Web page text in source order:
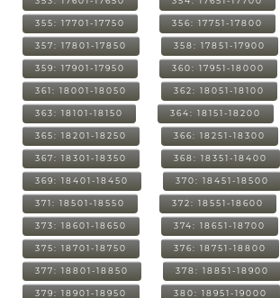
355: 17701-17750 356: 17751-17800
357: 17801-17850 358: 17851-17900
359: 17901-17950 360: 17951-18000
361: 18001-18050 362: 18051-18100
363: 18101-18150 364: 18151-18200
365: 18201-18250 366: 18251-18300
367: 18301-18350 368: 18351-18400
369: 18401-18450 370: 18451-18500
371: 18501-18550 372: 18551-18600
373: 18601-18650 374: 18651-18700
375: 18701-18750 376: 18751-18800
377: 18801-18850 378: 18851-18900
379: 18901-18950 380: 18951-19000